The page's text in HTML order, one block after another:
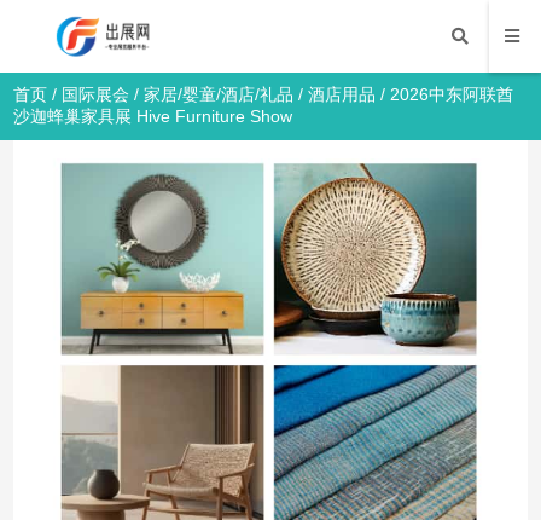
首页 / 国际展会 /家居/婴童/酒店/礼品 /酒店用品 / 2026中东阿联酋
沙迦蜂巢家具展 Hive Furniture Show